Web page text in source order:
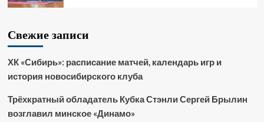
Свежие записи
ХК «Сибирь»: расписание матчей, календарь игр и
история новосибирского клуба
Трёхкратный обладатель Кубка Стэнли Сергей Брылин
возглавил минское «Динамо»